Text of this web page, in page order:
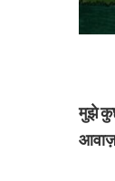
मुझे
आवाज़